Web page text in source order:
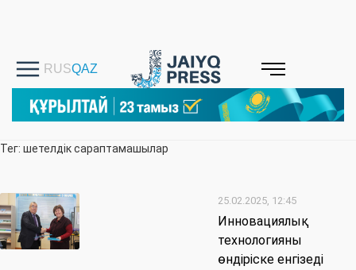
Тег: шетелдік сараптамашылар
25.02.2025, 12:45
Инновациялық
технологияны
өндіріске енгізеді